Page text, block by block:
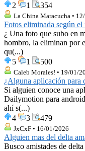
2
1 354
La China Maracucha •
Fotos eliminada según el
¿ Una foto que subo en
hombro, la eliminan por
qu(...)
5
1 500
Caleb Morales! • 19/01/
¿Alguna aplicación para
Si alguien conoce una
Dailymotion para
ahí s(...)
4
3 479
JxCxF • 16/01/2026
Alguien mas del delta
Busco amistades de